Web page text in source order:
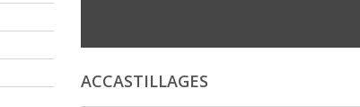
ACCASTILLAGES